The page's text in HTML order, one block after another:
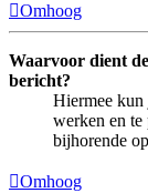
Omhoog
Waarvoor dient
bericht?
Hiermee kun
werken en te
bijhorende
Omhoog